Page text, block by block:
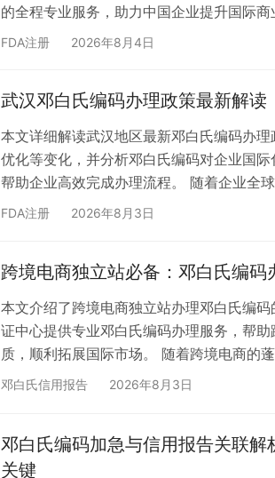
的全程专业服务，助力中国企业提升国际
步伐加快，美国邓白氏报告作为国际通用的
邓白氏报告包含企业信用评级、财务分析、
融机…
FDA注册 2026年8月4日
武汉邓白氏编码办理政策最新解读
本文详细解读武汉地区最新邓白氏编码办
优化等变化，并分析邓白氏编码对企业国
帮助企业高效完成办理流程。 随着企业全
S Number）作为国际通用的企业身份标识
1. 申请材料简化：新政策下，武汉企业只需
FDA注册 2026年8月3日
跨境电商独立站必备：邓白氏编码
本文介绍了跨境电商独立站办理邓白氏编
证中心提供专业邓白氏编码办理服务，帮
质，顺利拓展国际市场。 随着跨境电商的
立站来拓展海外市场。在独立站运营过程
业务顺利开展。 什么是邓白氏编码？ 邓白
邓白氏信用报告 2026年8月3日
邓白氏编码加急与信用报告关联
关键